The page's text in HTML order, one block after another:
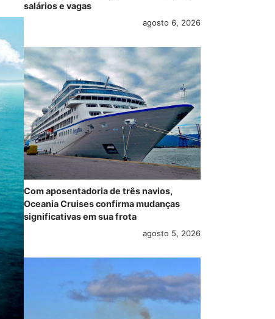
salários e vagas
agosto 6, 2026
Com aposentadoria de três navios,
Oceania Cruises confirma mudanças
significativas em sua frota
agosto 5, 2026